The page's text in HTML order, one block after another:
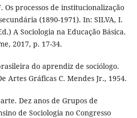
F. Os processos de institucionalização
(1890-1971). In: SILVA, I.
A Sociologia na Educação Básica.
2017, p. 17-34.
do aprendiz de sociólogo.
Artes Gráficas C. Mendes Jr., 1954.
Dez anos de Grupos de
de Sociologia no Congresso